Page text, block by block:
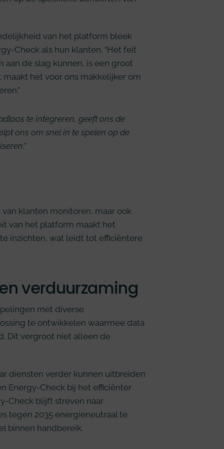
van het platform bleek
Check als hun klanten. “Het feit
de slag kunnen, is een groot
maakt het voor ons makkelijker om
te integreren, geeft ons de
ons om snel in te spelen op de
klanten monitoren, maar ook
van het platform maakt het
inzichten, wat leidt tot efficiëntere
verduurzaming
met diverse
te ontwikkelen waarmee data
Dit vergroot niet alleen de
diensten verder kunnen uitbreiden
Energy-Check bij het efficiënter
Check blijft streven naar
tegen 2035 energieneutraal te
binnen handbereik.